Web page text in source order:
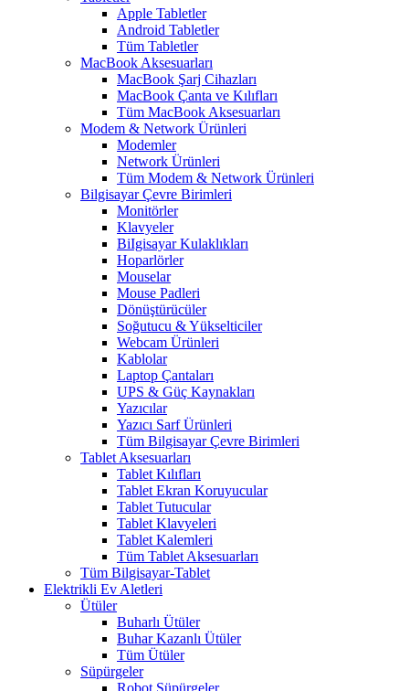
Apple Tabletler
Android Tabletler
Tüm Tabletler
MacBook Aksesuarları
MacBook Şarj Cihazları
MacBook Çanta ve Kılıfları
Tüm MacBook Aksesuarları
Modem & Network Ürünleri
Modemler
Network Ürünleri
Tüm Modem & Network Ürünleri
Bilgisayar Çevre Birimleri
Monitörler
Klavyeler
BiIgisayar Kulaklıkları
Hoparlörler
Mouselar
Mouse Padleri
Dönüştürücüler
Soğutucu & Yükselticiler
Webcam Ürünleri
Kablolar
Laptop Çantaları
UPS & Güç Kaynakları
Yazıcılar
Yazıcı Sarf Ürünleri
Tüm Bilgisayar Çevre Birimleri
Tablet Aksesuarları
Tablet Kılıfları
Tablet Ekran Koruyucular
Tablet Tutucular
Tablet Klavyeleri
Tablet Kalemleri
Tüm Tablet Aksesuarları
Tüm Bilgisayar-Tablet
Elektrikli Ev Aletleri
Ütüler
Buharlı Ütüler
Buhar Kazanlı Ütüler
Tüm Ütüler
Süpürgeler
Robot Süpürgeler